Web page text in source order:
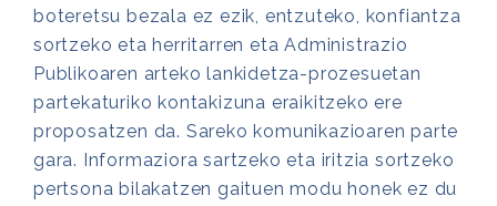
boteretsu bezala ez ezik, entzuteko, konfiantza
sortzeko eta herritarren eta Administrazio
Publikoaren arteko lankidetza-prozesuetan
partekaturiko kontakizuna eraikitzeko ere
proposatzen da. Sareko komunikazioaren parte
gara. Informaziora sartzeko eta iritzia sortzeko
pertsona bilakatzen gaituen modu honek ez du